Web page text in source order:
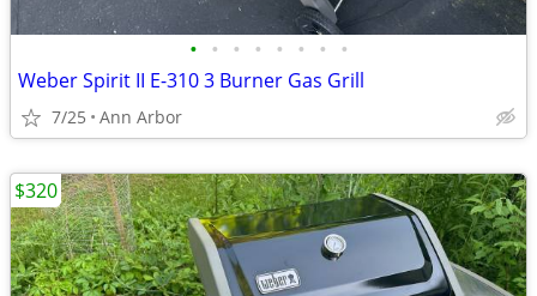
• • • • • • • •
Weber Spirit II E-310 3 Burner Gas Grill
7/25 Ann Arbor
$320